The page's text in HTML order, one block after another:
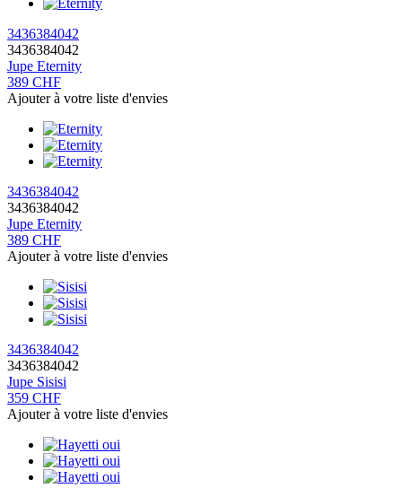
3436384042
3436384042
Jupe Eternity
389 CHF
Ajouter à votre liste d'envies
3436384042
3436384042
Jupe Eternity
389 CHF
Ajouter à votre liste d'envies
3436384042
3436384042
Jupe Sisisi
359 CHF
Ajouter à votre liste d'envies